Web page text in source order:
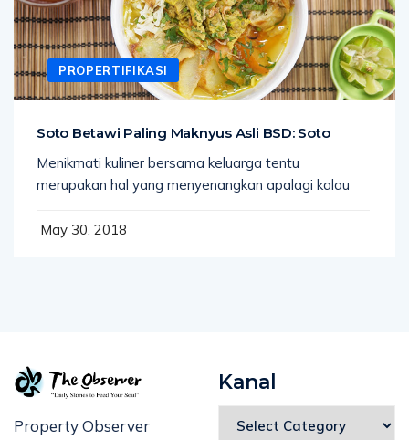
PROPERTIFIKASI
Soto Betawi Paling Maknyus Asli BSD: Soto
Menikmati kuliner bersama keluarga tentu
merupakan hal yang menyenangkan apalagi kalau
May 30, 2018
Property Observer
Kanal